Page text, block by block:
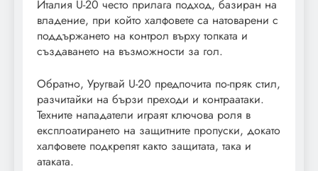
Италия U-20 често прилага подход, базиран на
владение, при който халфовете са натоварени с
поддържането на контрол върху топката и
създаването на възможности за гол.
Обратно, Уругвай U-20 предпочита по-пряк стил,
разчитайки на бързи преходи и контраатаки.
Техните нападатели играят ключова роля в
експлоатирането на защитните пропуски, докато
халфовете подкрепят както защитата, така и
атаката.